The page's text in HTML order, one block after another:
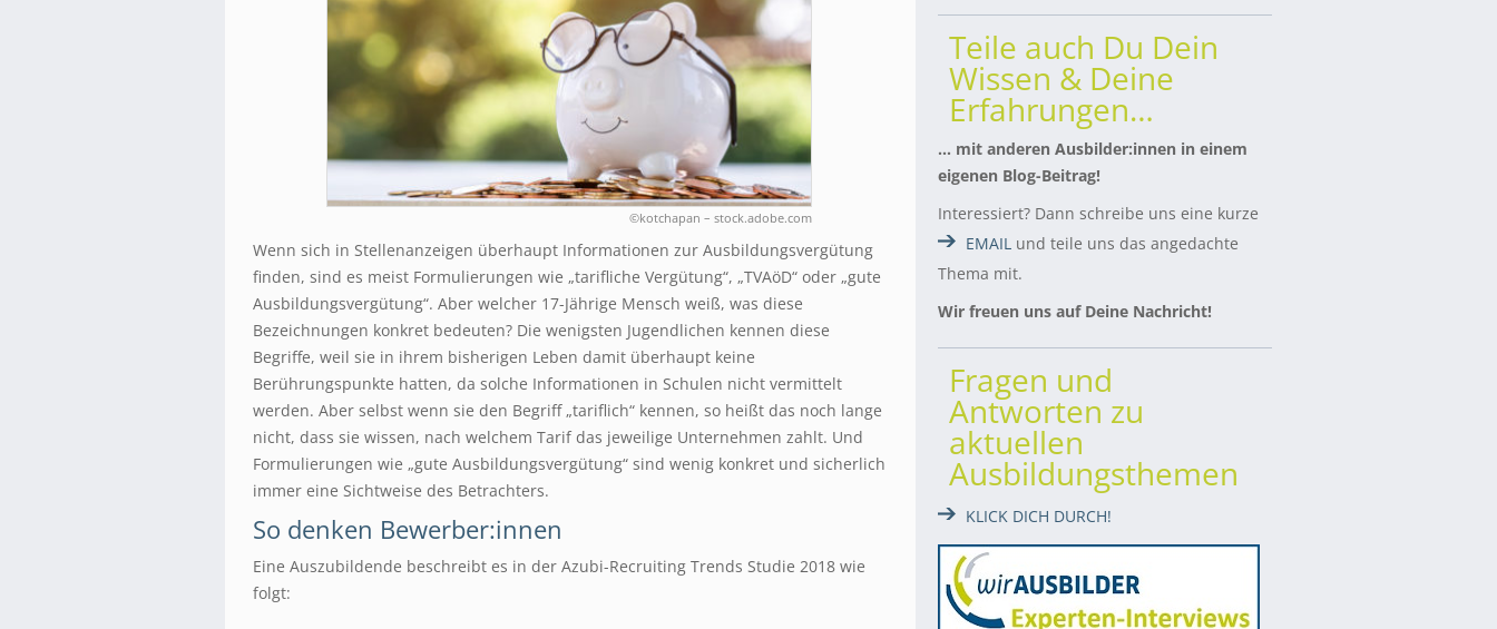
©kotchapan – stock.adobe.com
Wenn sich in Stellenanzeigen überhaupt Informationen zur Ausbildungsvergütung
finden, sind es meist Formulierungen wie „tarifliche Vergütung“, „TVAöD“ oder „gute
Ausbildungsvergütung“. Aber welcher 17-Jährige Mensch weiß, was diese
Bezeichnungen konkret bedeuten? Die wenigsten Jugendlichen kennen diese
Begriffe, weil sie in ihrem bisherigen Leben damit überhaupt keine
Berührungspunkte hatten, da solche Informationen in Schulen nicht vermittelt
werden. Aber selbst wenn sie den Begriff „tariflich“ kennen, so heißt das noch lange
nicht, dass sie wissen, nach welchem Tarif das jeweilige Unternehmen zahlt. Und
Formulierungen wie „gute Ausbildungsvergütung“ sind wenig konkret und sicherlich
immer eine Sichtweise des Betrachters.
So denken Bewerber:innen
Eine Auszubildende beschreibt es in der Azubi-Recruiting Trends Studie 2018 wie
folgt:
Teile auch Du Dein
Wissen & Deine
Erfahrungen…
… mit anderen Ausbilder:innen in einem
eigenen Blog-Beitrag!
Interessiert? Dann schreibe uns eine kurze
EMAIL und teile uns das angedachte
Thema mit.
Wir freuen uns auf Deine Nachricht!
Fragen und
Antworten zu
aktuellen
Ausbildungsthemen
KLICK DICH DURCH!